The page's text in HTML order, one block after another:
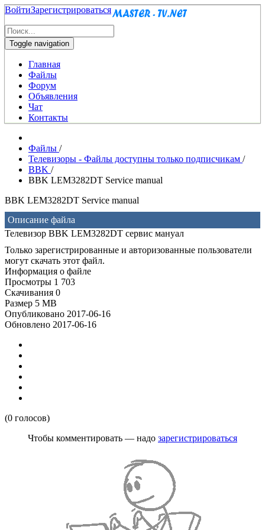
ВойтиЗарегистрироваться
Toggle navigation
Главная
Файлы
Форум
Объявления
Чат
Контакты
Файлы /
Телевизоры - Файлы доступны только подписчикам /
BBK /
BBK LEM3282DT Service manual
BBK LEM3282DT Service manual
Описание файла
Телевизор BBK LEM3282DT сервис мануал
Только зарегистрированные и авторизованные пользователи
могут скачать этот файл.
Информация о файле
Просмотры 1 703
Скачивания 0
Размер 5 MB
Опубликовано 2017-06-16
Обновлено 2017-06-16
(0 голосов)
Чтобы комментировать — надо зарегистрироваться